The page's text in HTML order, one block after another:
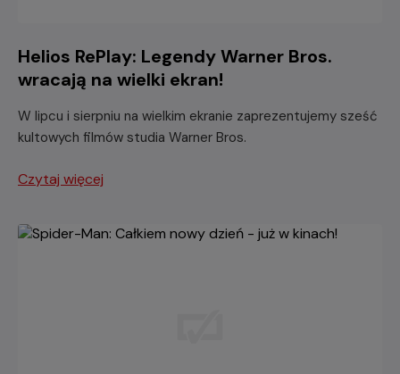
Helios RePlay: Legendy Warner Bros.
wracają na wielki ekran!
W lipcu i sierpniu na wielkim ekranie zaprezentujemy sześć
kultowych filmów studia Warner Bros.
Czytaj więcej